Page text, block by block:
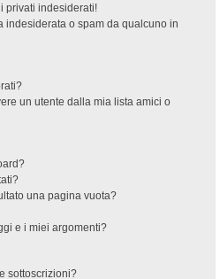
privati indesiderati!
indesiderata o spam da qualcuno in
un utente dalla mia lista amici o
una pagina vuota?
e i miei argomenti?
sottoscrizioni?